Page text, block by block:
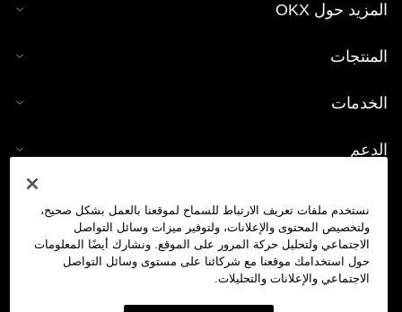
المزيد حول OKX
المنتجات
الخدمات
الدعم
حاسبة العملات الرقمية
تداول
نستخدم ملفات تعريف الارتباط للسماح لموقعنا بالعمل بشكل صحيح،
ولتخصيص المحتوى والإعلانات، ولتوفير ميزات وسائل التواصل
الاجتماعي ولتحليل حركة المرور على الموقع. ونشارك أيضًا المعلومات
حول استخدامك موقعنا مع شركائنا على مستوى وسائل التواصل
الاجتماعي والإعلانات والتحليلات.